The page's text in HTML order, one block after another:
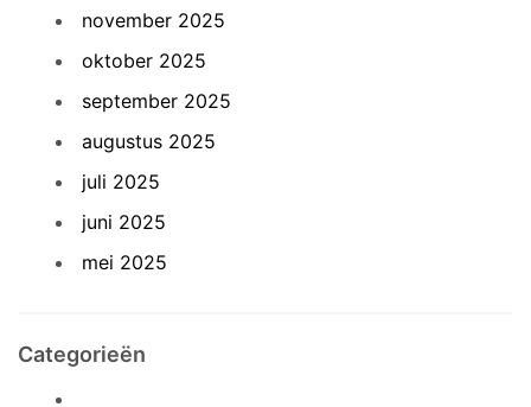
november 2025
oktober 2025
september 2025
augustus 2025
juli 2025
juni 2025
mei 2025
Categorieën